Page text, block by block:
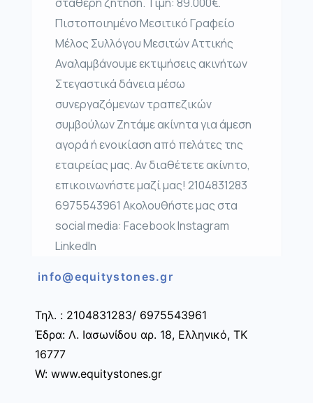
Πιστοποιημένο Μεσιτικό Γραφείο
Μέλος Συλλόγου Μεσιτών Αττικής
Αναλαμβάνουμε εκτιμήσεις ακινήτων
Στεγαστικά δάνεια μέσω
συνεργαζόμενων τραπεζικών
συμβούλων Ζητάμε ακίνητα για άμεση
αγορά ή ενοικίαση από πελάτες της
εταιρείας μας. Αν διαθέτετε ακίνητο,
επικοινωνήστε μαζί μας! 2104831283
6975543961 Ακολουθήστε μας στα
social media: Facebook Instagram
LinkedIn
info@equitystones.gr
Τηλ. : 2104831283/ 6975543961
Έδρα: Λ. Ιασωνίδου αρ. 18, Ελληνικό, ΤΚ
16777
W: www.equitystones.gr